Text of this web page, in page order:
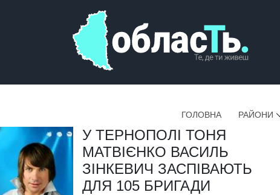
ГОЛОВНА РАЙОНИ
У ТЕРНОПОЛІ ТОНЯ
МАТВІЄНКО ВАСИЛЬ
ЗІНКЕВИЧ ЗАСПІВАЮТЬ
ДЛЯ 105 БРИГАДИ